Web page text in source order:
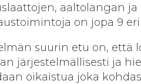
aaltolangan
on jopa 9
suurin etu on, että
järjestelmällisesti ja
oikaistua joka